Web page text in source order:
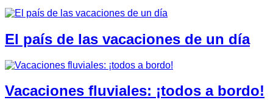
El país de las vacaciones de un día
Vacaciones fluviales: ¡todos a bordo!